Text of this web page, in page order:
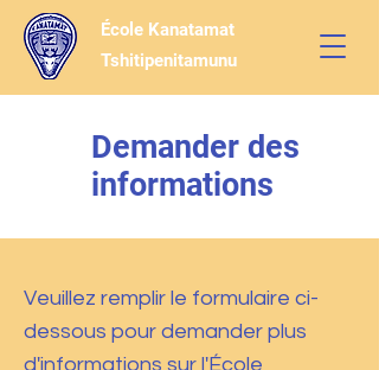
École Kanatamat
Tshitipenitamunu
Demander des
informations
Veuillez remplir le formulaire ci-
dessous pour demander plus
d'informations sur l'École